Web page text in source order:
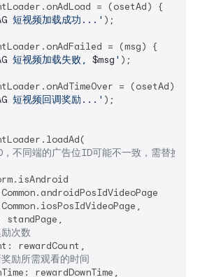
= (osetAd) {
短视频加载成功...' );
= (msg) {
短视频加载失败, $msg ' );
= (osetAd) {
短视频回调奖励...' );
不同端的广告位ID可能不一致，需替换成
standPage,
次数
rewardCount,
励所需观看的时间
rewardDownTime,